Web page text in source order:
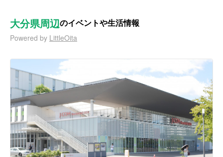
大分県周辺のイベントや生活情報
Powered by LittleOita